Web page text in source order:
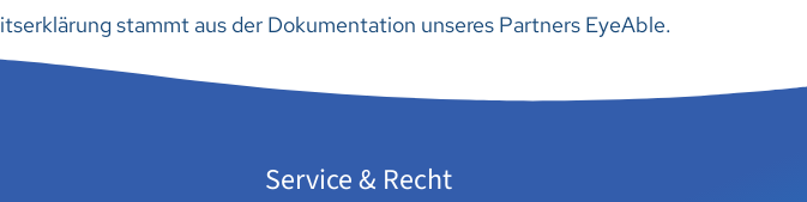
stammt aus der Dokumentation unseres Partners EyeAble.
Service & Recht